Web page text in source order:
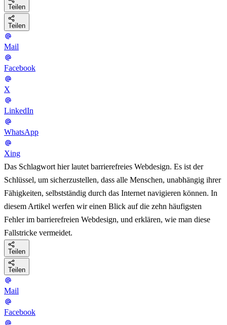
Teilen
Teilen
Mail
Facebook
X
LinkedIn
WhatsApp
Xing
Das Schlagwort hier lautet barrierefreies Webdesign. Es ist der
Schlüssel, um sicherzustellen, dass alle Menschen, unabhängig ihrer
Fähigkeiten, selbstständig durch das Internet navigieren können. In
diesem Artikel werfen wir einen Blick auf die zehn häufigsten
Fehler im barrierefreien Webdesign, und erklären, wie man diese
Fallstricke vermeidet.
Teilen
Teilen
Mail
Facebook